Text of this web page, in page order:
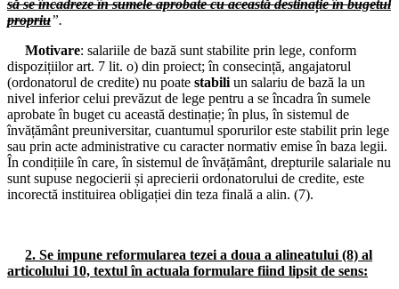
Conferința de alegeri a CAR (IFN) SIP Hunedoara
25.03.2026
Consiliul Liderilor S.I.P. Județul Hunedoara - Biroul Executiv S.I.P.
Județul Hunedoara
23.03.2026
Consiliul de administrație al I.S.J. Hunedoara
16.03.2026
Consiliul de administrație al I.S.J. Hunedoara
09.03.2026
04.03.2026
Consiliul de administrație al I.S.J. Hunedoara
să se încadreze în sumele aprobate cu această destinație în bugetul
propriu”.
Motivare: salariile de bază sunt stabilite prin lege, conform
dispozițiilor art. 7 lit. o) din proiect; în consecință, angajatorul
(ordonatorul de credite) nu poate stabili un salariu de bază la un
nivel inferior celui prevăzut de lege pentru a se încadra în sumele
aprobate în buget cu această destinație; în plus, în sistemul de
învățământ preuniversitar, cuantumul sporurilor este stabilit prin lege
sau prin acte administrative cu caracter normativ emise în baza legii.
În condițiile în care, în sistemul de învățământ, drepturile salariale nu
sunt supuse negocierii și aprecierii ordonatorului de credite, este
incorectă instituirea obligației din teza finală a alin. (7).
2. Se impune reformularea tezei a doua a alineatului (8) al
articolului 10, textul în actuala formulare fiind lipsit de sens: